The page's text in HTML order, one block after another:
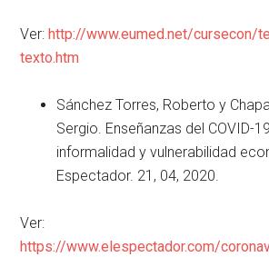
Ver: http://www.eumed.net/cursecon/
texto.htm
Sánchez Torres, Roberto y
Sergio. Enseñanzas del COVID-
informalidad y vulnerabilidad
Espectador. 21, 04, 2020.
Ver:
https://www.elespectador.com/